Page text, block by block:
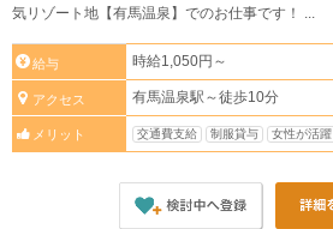
気リゾート地【有馬温泉】でのお仕事です！ ...
給与 時給1,050円～
アクセス 有馬温泉駅～徒歩10分
メリット 交通費支給 制服貸与 女性が活躍